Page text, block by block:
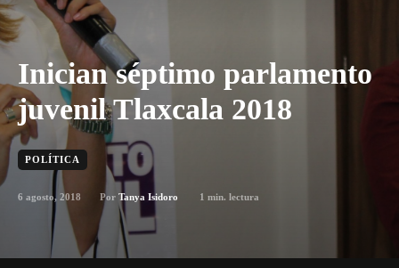
Inician séptimo parlamento
juvenil Tlaxcala 2018
POLÍTICA
6 agosto, 2018 Por Tanya Isidoro 1 min. lectura